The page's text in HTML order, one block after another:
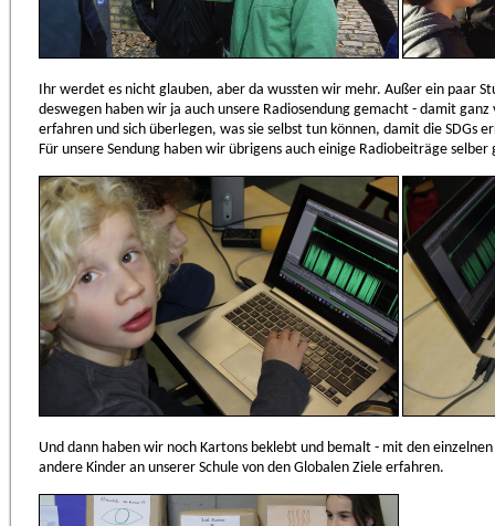
Ihr werdet es nicht glauben, aber da wussten wir mehr. Außer ein paar
deswegen haben wir ja auch unsere Radiosendung gemacht - damit
erfahren und sich überlegen, was sie selbst tun können, damit die SDGs
Für unsere Sendung haben wir übrigens auch einige Radiobeiträge
Und dann haben wir noch Kartons beklebt und bemalt - mit den
andere Kinder an unserer Schule von den Globalen Ziele erfahren.